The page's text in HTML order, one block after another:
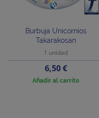
Burbuja Unicornios
Takarakosan
1 unidad
Precio
6,50 €
Añadir al carrito